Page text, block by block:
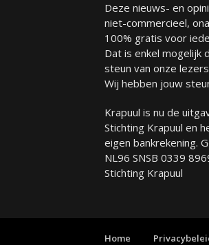
Deze nieuws- en
niet-commercieel,
100% gratis voor
Dat is enkel mogelijk
steun van onze
Wij hebben jouw
Krapuul is nu de
Stichting Krapuul en
eigen bankrekening.
NL96 SNSB 0339
Stichting Krapuul
Home